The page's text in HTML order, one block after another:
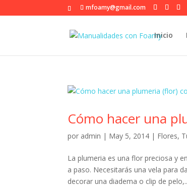
mfoamy@gmail.com
Inicio
Cómo hacer una
por admin | May 5, 2014 | Flores,
La plumeria es una flor preciosa y
a paso. Necesitarás una vela para
decorar una diadema o clip de